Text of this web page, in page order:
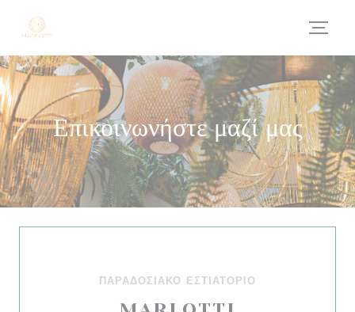
Επικοινωνήστε μαζί μας
ΠΑΡΑΔΟΣΙΑΚΌ ΕΣΤΙΑΤΌΡΙΟ